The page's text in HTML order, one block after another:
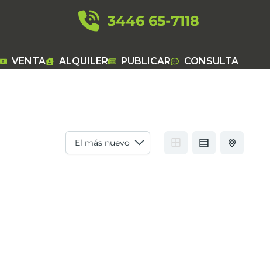
3446 65-7118
VENTA ALQUILER PUBLICAR CONSULTA